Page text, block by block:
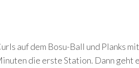
auf dem Bosu-Ball und Planks
die erste Station. Dann geht